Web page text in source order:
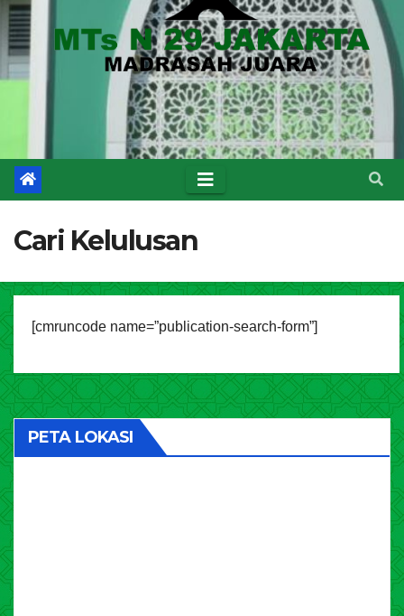
Cari Kelulusan
[cmruncode name=”publication-search-form”]
PETA LOKASI